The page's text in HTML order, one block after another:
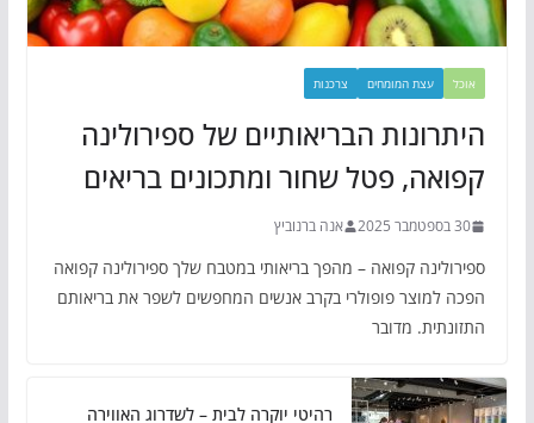
אוכל עצת המומחים צרכנות
היתרונות הבריאותיים של ספירולינה
קפואה, פטל שחור ומתכונים בריאים
30 בספטמבר 2025 אנה ברנוביץ
ספירולינה קפואה – מהפך בריאותי במטבח שלך ספירולינה קפואה
הפכה למוצר פופולרי בקרב אנשים המחפשים לשפר את בריאותם
התזונתית. מדובר
רהיטי יוקרה לבית – לשדרוג האווירה